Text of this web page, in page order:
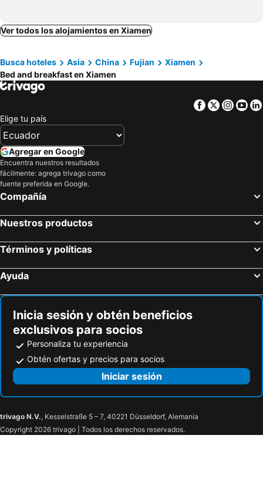
Ver todos los alojamientos en Xiamen
Busca hoteles Asia China Fujian
Xiamen
Bed and breakfast en Xiamen
Facebook
Twitter
Elige tu país
Agregar en Google
Encuentra nuestros resultados
fácilmente: agrega trivago como
fuente preferida en Google.
Compañía
Nuestros productos
Términos y políticas
Ayuda
Inicia sesión y obtén beneficios
exclusivos para socios
Personaliza tu experiencia
Obtén ofertas y precios para socios
Iniciar sesión
trivago N.V., Kesselstraße 5 – 7, 40221 Düsseldorf, Alemania
Copyright 2026 trivago | Todos los derechos reservados.